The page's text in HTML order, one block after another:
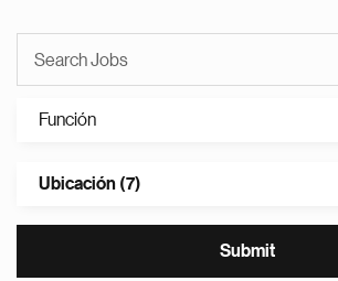
Función
Ubicación (7)